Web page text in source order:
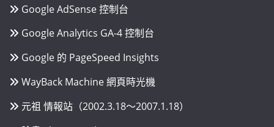
Google AdSense 控制台
Google Analytics GA-4 控制台
Google 的 PageSpeed Insights
WayBack Machine 網頁時光機
元祖 情報站（2002.3.18～2007.1.18）